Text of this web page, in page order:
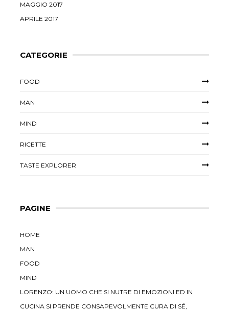
MAGGIO 2017
APRILE 2017
CATEGORIE
FOOD
MAN
MIND
RICETTE
TASTE EXPLORER
PAGINE
HOME
MAN
FOOD
MIND
LORENZO: UN UOMO CHE SI NUTRE DI EMOZIONI ED IN
CUCINA SI PRENDE CONSAPEVOLMENTE CURA DI SÉ,